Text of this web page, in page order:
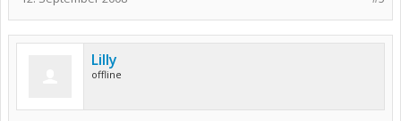
Lilly
offline